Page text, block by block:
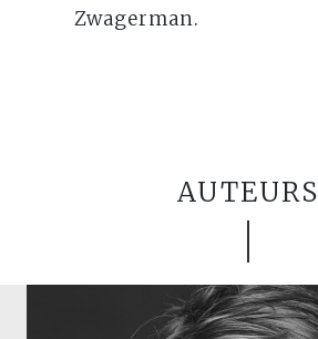
Zwagerman.
AUTEURS